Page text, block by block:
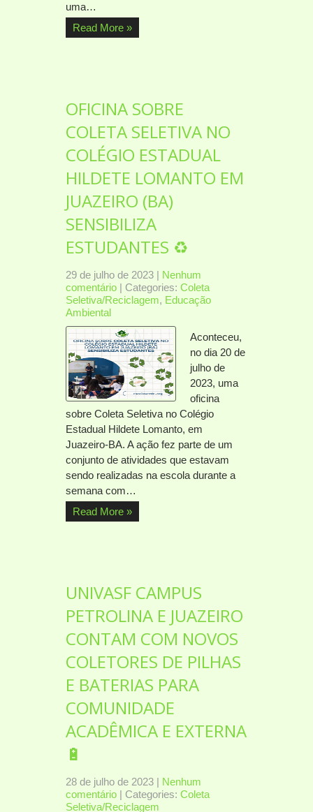
uma…
Read More »
OFICINA SOBRE
COLETA SELETIVA NO
COLÉGIO ESTADUAL
HILDETE LOMANTO EM
JUAZEIRO (BA)
SENSIBILIZA
ESTUDANTES ♻️
29 de julho de 2023 | Nenhum
comentário | Categories: Coleta
Seletiva/Reciclagem, Educação
Ambiental
Aconteceu,
no dia 20 de
julho de
2023, uma
oficina
sobre Coleta Seletiva no Colégio
Estadual Hildete Lomanto, em
Juazeiro-BA. A ação fez parte de um
conjunto de atividades que estavam
sendo realizadas na escola durante a
semana com…
Read More »
UNIVASF CAMPUS
PETROLINA E JUAZEIRO
CONTAM COM NOVOS
COLETORES DE PILHAS
E BATERIAS PARA
COMUNIDADE
ACADÊMICA E EXTERNA
🔋
28 de julho de 2023 | Nenhum
comentário | Categories: Coleta
Seletiva/Reciclagem